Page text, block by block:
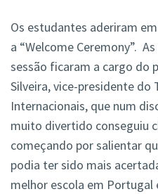
Os estudantes aderiram
a “Welcome Ceremony”.
sessão ficaram a cargo do
Silveira, vice-presidente do
Internacionais, que num
muito divertido conseguiu
começando por salientar
podia ter sido mais
melhor escola em Portugal